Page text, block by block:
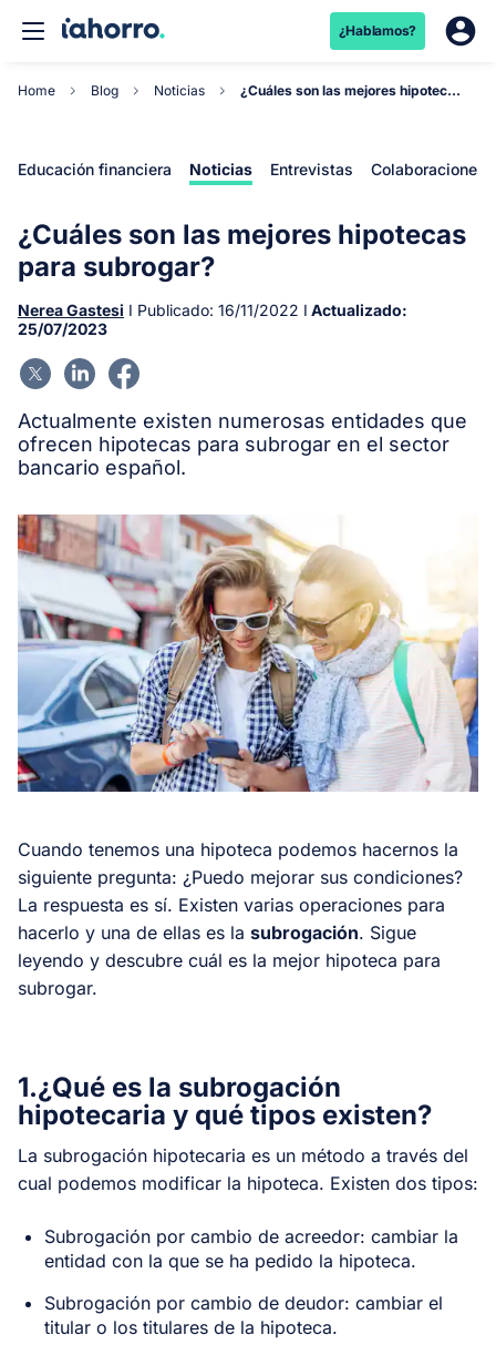
¿Hablamos?
Home Blog Noticias ¿Cuáles son las mejores hipotecas para subrogar?
Educación financiera Noticias Entrevistas Colaboraciones
¿Cuáles son las mejores hipotecas
para subrogar?
Nerea Gastesi I Publicado: 16/11/2022 I Actualizado:
25/07/2023
Actualmente existen numerosas entidades que
ofrecen hipotecas para subrogar en el sector
bancario español.
Cuando tenemos una hipoteca podemos hacernos la
siguiente pregunta: ¿Puedo mejorar sus condiciones?
La respuesta es sí. Existen varias operaciones para
hacerlo y una de ellas es la subrogación. Sigue
leyendo y descubre cuál es la mejor hipoteca para
subrogar.
1.¿Qué es la subrogación
hipotecaria y qué tipos existen?
La subrogación hipotecaria es un método a través del
cual podemos modificar la hipoteca. Existen dos tipos:
Subrogación por cambio de acreedor: cambiar la
entidad con la que se ha pedido la hipoteca.
Subrogación por cambio de deudor: cambiar el
titular o los titulares de la hipoteca.